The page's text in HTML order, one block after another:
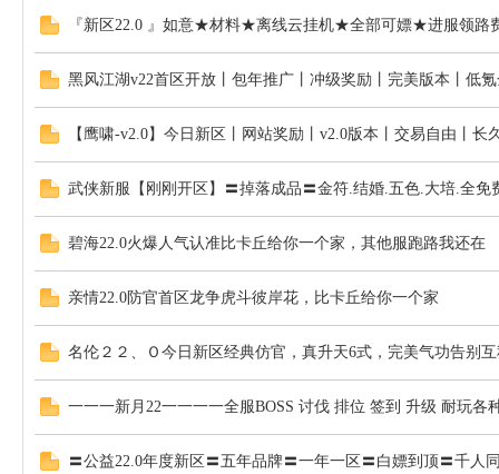
论
坛
『新区22.0 』如意★材料★离线云挂机★全部可嫖★进服领路
黑风江湖v22首区开放丨包年推广丨冲级奖励丨完美版本丨低
【鹰啸-v2.0】今日新区丨网站奖励丨v2.0版本丨交易自由丨长
武侠新服【刚刚开区】〓掉落成品〓金符.结婚.五色.大培.全免
碧海22.0火爆人气认准比卡丘给你一个家，其他服跑路我还在
亲情22.0防官首区龙争虎斗彼岸花，比卡丘给你一个家
名伦２２、Ｏ今日新区经典仿官，真升天6式，完美气功告别
一一一新月22一一一一全服BOSS 讨伐 排位 签到 升级 耐玩各
〓公益22.0年度新区〓五年品牌〓一年一区〓白嫖到顶〓千人